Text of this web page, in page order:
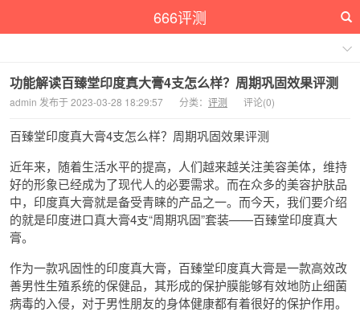
666评测
功能解读百臻堂印度真大膏4支怎么样？周期巩固效果评测
admin 发布于 2023-03-28 18:29:57 分类： 评测 评论(0)
百臻堂印度真大膏4支怎么样？周期巩固效果评测
近年来，随着生活水平的提高，人们越来越关注美容美体，维持
好的形象已经成为了现代人的必要需求。而在众多的美容护肤品
中，印度真大膏就是备受青睐的产品之一。而今天，我们要介绍
的就是印度进口真大膏4支“周期巩固”套装——百臻堂印度真大
膏。
作为一款巩固性的印度真大膏，百臻堂印度真大膏是一款高效改
善男性生殖系统的保健品，其形成的保护膜能够有效地防止细菌
病毒的入侵，对于男性朋友的身体健康都有着很好的保护作用。